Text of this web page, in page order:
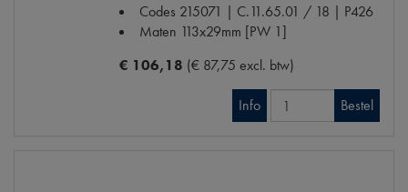
Codes 215071 | C.11.65.01 / 18 | P426
Maten 113x29mm [PW 1]
€ 106,18 (€ 87,75 excl. btw)
Info Bestel